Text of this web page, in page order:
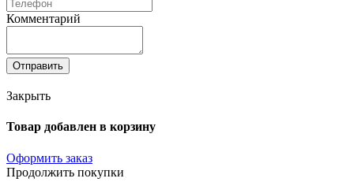
Комментарий
Отправить
Закрыть
Товар добавлен в корзину
Оформить заказ
Продолжить покупки